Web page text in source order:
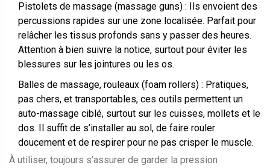
Pistolets de massage (massage guns) : Ils envoient des
percussions rapides sur une zone localisée. Parfait pour
relâcher les tissus profonds sans y passer des heures.
Attention à bien suivre la notice, surtout pour éviter les
blessures sur les jointures ou les os.
Balles de massage, rouleaux (foam rollers) : Pratiques,
pas chers, et transportables, ces outils permettent un
auto-massage ciblé, surtout sur les cuisses, mollets et le
dos. Il suffit de s’installer au sol, de faire rouler
doucement et de respirer pour ne pas crisper le muscle.
À utiliser, toujours s’assurer de garder la pression